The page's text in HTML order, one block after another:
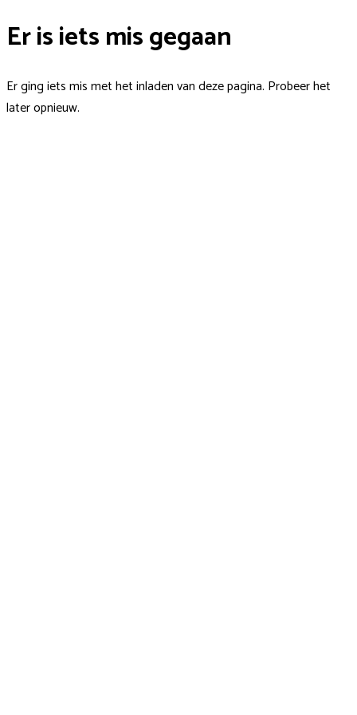
Er is iets mis gegaan
Er ging iets mis met het inladen van deze pagina. Probeer het
later opnieuw.